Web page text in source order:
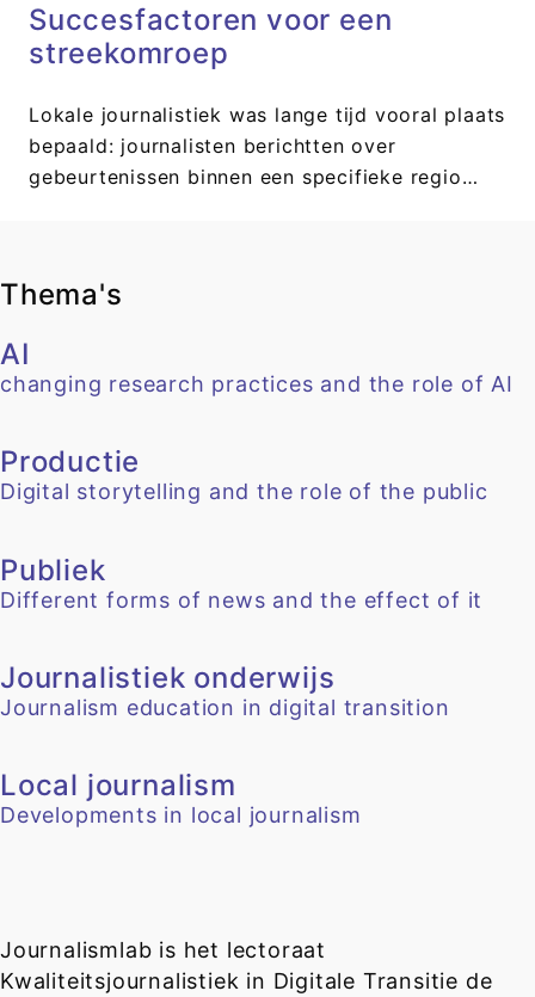
Succesfactoren voor een
streekomroep
Lokale journalistiek was lange tijd vooral plaats
bepaald: journalisten berichtten over
gebeurtenissen binnen een specifieke regio…
Thema's
AI
changing research practices and the role of AI
Productie
Digital storytelling and the role of the public
Publiek
Different forms of news and the effect of it
Journalistiek onderwijs
Journalism education in digital transition
Local journalism
Developments in local journalism
Journalismlab is het lectoraat
Kwaliteitsjournalistiek in Digitale Transitie de